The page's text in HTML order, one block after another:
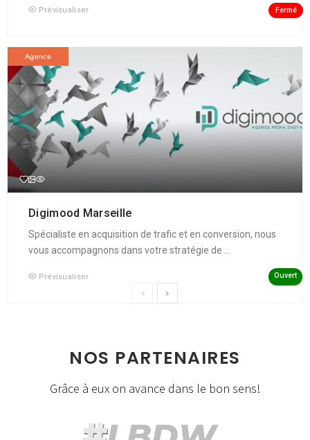
Prévisualiser Fermé
Agence
Digimood Marseille
Spécialiste en acquisition de trafic et en conversion, nous
vous accompagnons dans votre stratégie de ...
Prévisualiser Ouvert
NOS PARTENAIRES
Grâce à eux on avance dans le bon sens!